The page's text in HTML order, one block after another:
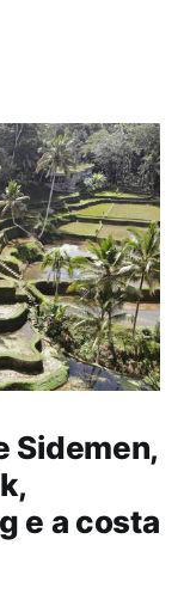
Sidemen,
e a costa